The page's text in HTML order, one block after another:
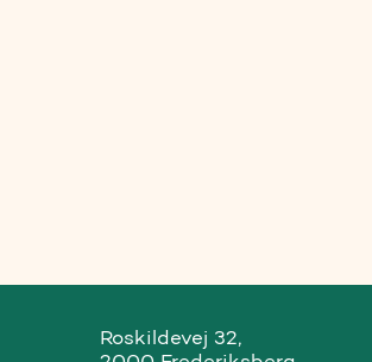
Roskildevej 32,